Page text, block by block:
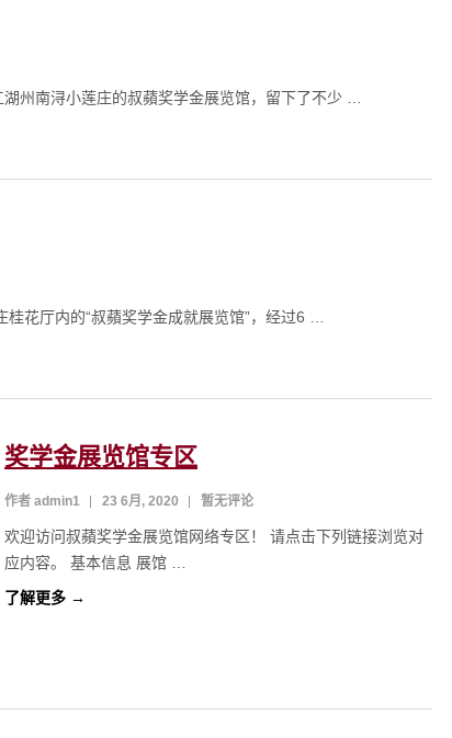
州南浔小莲庄的叔蘋奖学金展览馆，留下了不少 …
桂花厅内的“叔蘋奖学金成就展览馆”，经过6 …
奖学金展览馆专区
作者 admin1 23 6月, 2020 暂无评论
欢迎访问叔蘋奖学金展览馆网络专区！ 请点击下列链接浏览对
应内容。 基本信息 展馆 …
了解更多 →